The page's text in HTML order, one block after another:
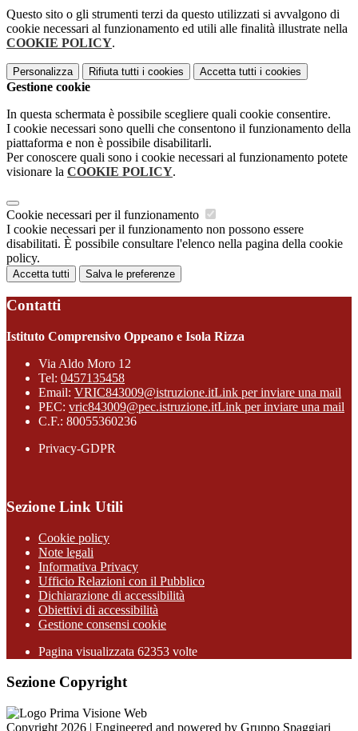
Questo sito o gli strumenti terzi da questo utilizzati si avvalgono di
cookie necessari al funzionamento ed utili alle finalità illustrate nella
COOKIE POLICY.
Personalizza Rifiuta tutti i cookies Accetta tutti i cookies
Gestione cookie
In questa schermata è possibile scegliere quali cookie consentire.
I cookie necessari sono quelli che consentono il funzionamento della
piattaforma e non è possibile disabilitarli.
Per conoscere quali sono i cookie necessari al funzionamento potete
visionare la COOKIE POLICY.
Cookie necessari per il funzionamento
I cookie necessari per il funzionamento non possono essere
disabilitati. È possibile consultare l'elenco nella pagina della cookie
policy.
Accetta tutti Salva le preferenze
Contatti
Istituto Comprensivo Oppeano e Isola Rizza
Via Aldo Moro 12
Tel: 0457135458
Email: VRIC843009@istruzione.itLink per inviare una mail
PEC: vric843009@pec.istruzione.itLink per inviare una mail
C.F.: 80055360236
Privacy-GDPR
Sezione Link Utili
Cookie policy
Note legali
Informativa Privacy
Ufficio Relazioni con il Pubblico
Dichiarazione di accessibilità
Obiettivi di accessibilità
Gestione consensi cookie
Pagina visualizzata 62353 volte
Sezione Copyright
Copyright 2026 | Engineered and powered by Gruppo Spaggiari